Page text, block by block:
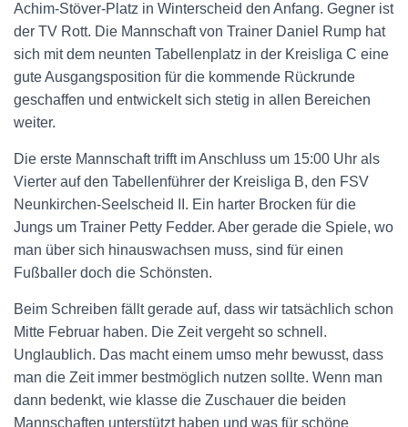
Achim-Stöver-Platz in Winterscheid den Anfang. Gegner ist
der TV Rott. Die Mannschaft von Trainer Daniel Rump hat
sich mit dem neunten Tabellenplatz in der Kreisliga C eine
gute Ausgangsposition für die kommende Rückrunde
geschaffen und entwickelt sich stetig in allen Bereichen
weiter.
Die erste Mannschaft trifft im Anschluss um 15:00 Uhr als
Vierter auf den Tabellenführer der Kreisliga B, den FSV
Neunkirchen-Seelscheid II. Ein harter Brocken für die
Jungs um Trainer Petty Fedder. Aber gerade die Spiele, wo
man über sich hinauswachsen muss, sind für einen
Fußballer doch die Schönsten.
Beim Schreiben fällt gerade auf, dass wir tatsächlich schon
Mitte Februar haben. Die Zeit vergeht so schnell.
Unglaublich. Das macht einem umso mehr bewusst, dass
man die Zeit immer bestmöglich nutzen sollte. Wenn man
dann bedenkt, wie klasse die Zuschauer die beiden
Mannschaften unterstützt haben und was für schöne